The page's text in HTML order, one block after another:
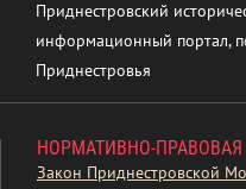
Приднестровский
информационный портал,
Приднестровья
НОРМАТИВНО-
Закон Приднестровской